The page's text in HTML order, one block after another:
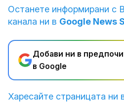
Останете информирани с
канала ни в Google News
Добави ни в
в Google
Харесайте страницата ни